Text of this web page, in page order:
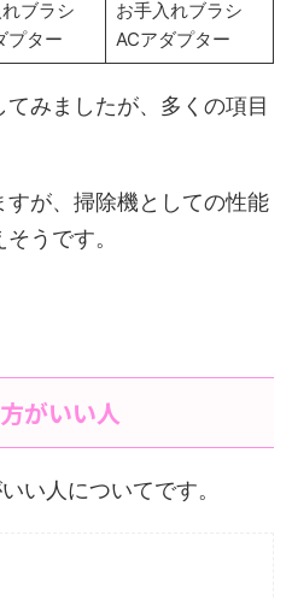
ブラシ
プター
お手入れブラシ
ACアダプター
みましたが、多くの項目
が、掃除機としての性能
うです。
がいい人
い人についてです。